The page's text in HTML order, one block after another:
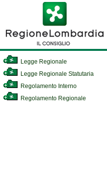
Legge Regionale
Legge Regionale Statutaria
Regolamento Interno
Regolamento Regionale